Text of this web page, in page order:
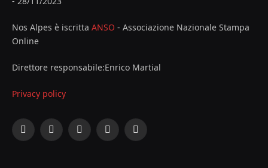
Nos Alpes è iscritta ANSO - Associazione Nazionale Stampa
Online
Direttore responsabile:Enrico Martial
Privacy policy
Facebook
X
InstagramYouTubeLinkedIn